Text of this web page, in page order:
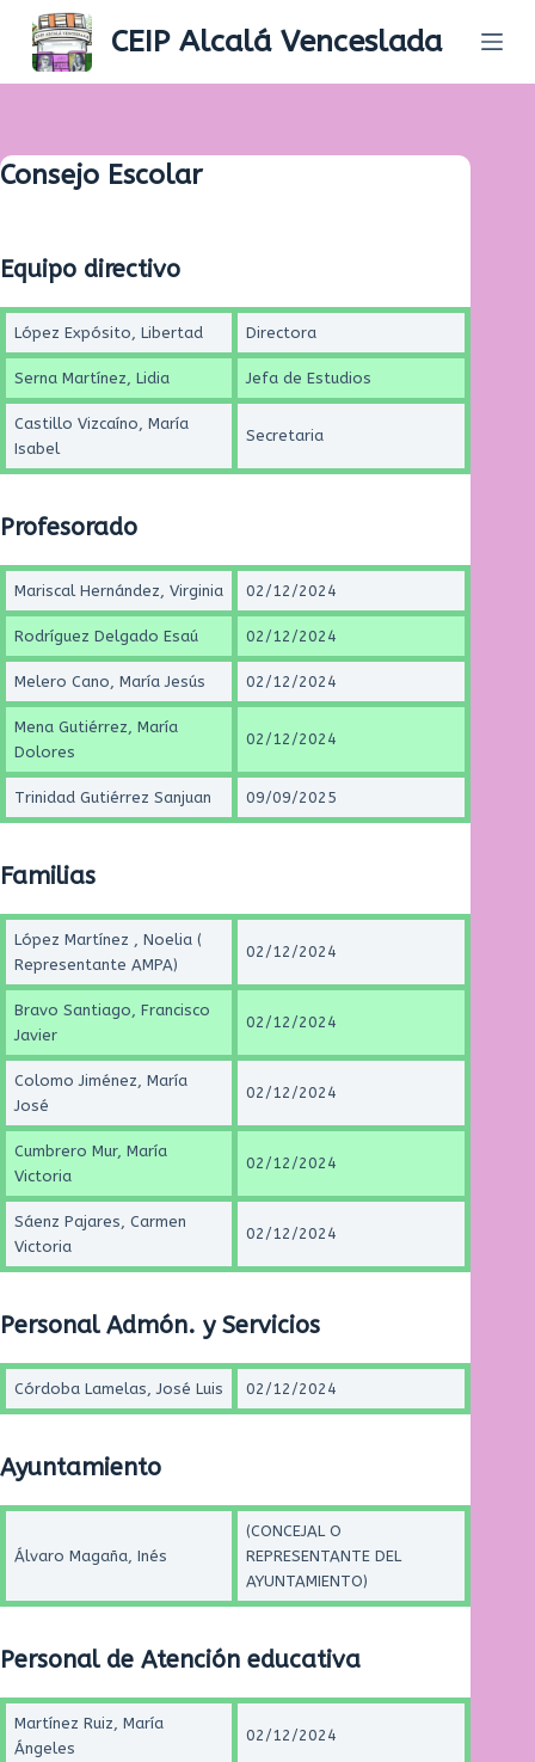
S
k
i
t
o
n
t
e
t
CEIP Alcalá Venceslada
Consejo Escolar
Equipo directivo
López Expósito, Libertad Directora
Serna Martínez, Lidia Jefa de Estudios
Castillo Vizcaíno, María
Isabel
Secretaria
Profesorado
Mariscal Hernández, Virginia 02/12/2024
Rodríguez Delgado Esaú 02/12/2024
Melero Cano, María Jesús 02/12/2024
Mena Gutiérrez, María
Dolores
02/12/2024
Trinidad Gutiérrez Sanjuan 09/09/2025
Familias
López Martínez , Noelia (
Representante AMPA)
02/12/2024
Bravo Santiago, Francisco
Javier
02/12/2024
Colomo Jiménez, María
José
02/12/2024
Cumbrero Mur, María
Victoria
02/12/2024
Sáenz Pajares, Carmen
Victoria
02/12/2024
Personal Admón. y Servicios
Córdoba Lamelas, José Luis 02/12/2024
Ayuntamiento
Álvaro Magaña, Inés
(CONCEJAL O
REPRESENTANTE DEL
AYUNTAMIENTO)
Personal de Atención educativa
Martínez Ruiz, María
Ángeles
02/12/2024